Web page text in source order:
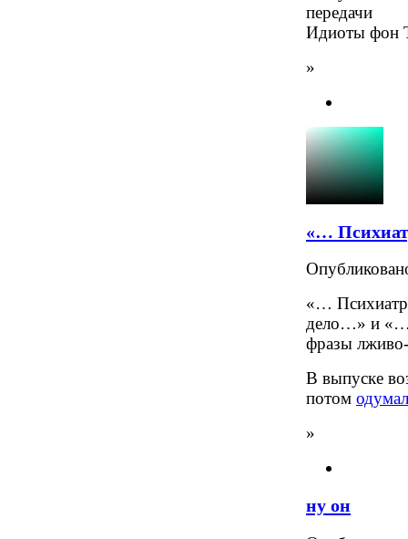
передачи
Идиоты фон
»
«…
«…
дело…» и «…
фразы
В выпуске
потом
»
ну он